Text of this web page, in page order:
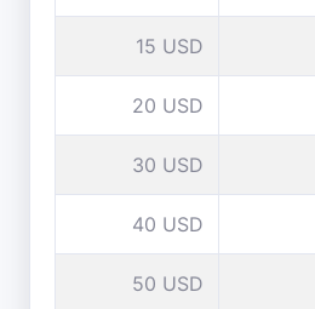
15 USD
20 USD
30 USD
40 USD
50 USD